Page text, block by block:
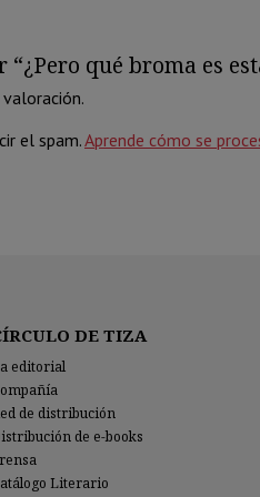
qué broma es
el spam.Aprende cómo se
DE TIZA
editorial
de distribución
de e-books
Literario